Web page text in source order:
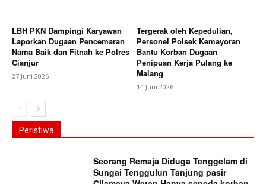
LBH PKN Dampingi Karyawan
Laporkan Dugaan Pencemaran
Nama Baik dan Fitnah ke Polres
Cianjur
27 Juni 2026
Tergerak oleh Kepedulian,
Personel Polsek Kemayoran
Bantu Korban Dugaan
Penipuan Kerja Pulang ke
Malang
14 Juni 2026
Peristiwa
Seorang Remaja Diduga Tenggelam di
Sungai Tenggulun Tanjung pasir